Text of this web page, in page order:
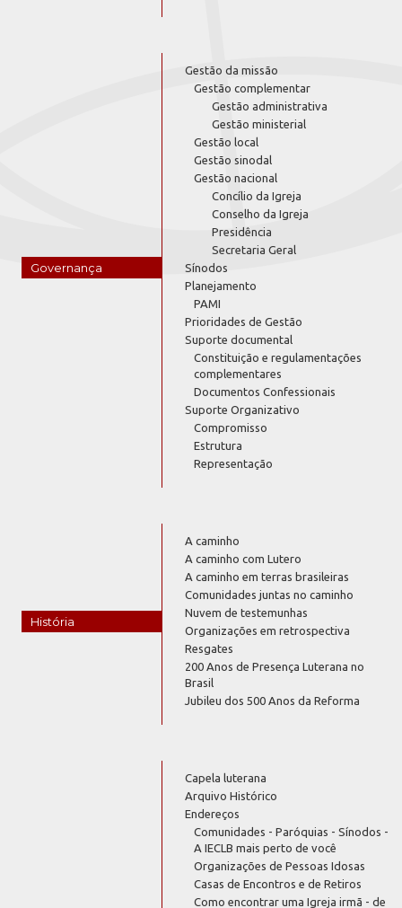
Governança
Gestão da missão
Gestão complementar
Gestão administrativa
Gestão ministerial
Gestão local
Gestão sinodal
Gestão nacional
Concílio da Igreja
Conselho da Igreja
Presidência
Secretaria Geral
Sínodos
Planejamento
PAMI
Prioridades de Gestão
Suporte documental
Constituição e regulamentações
complementares
Documentos Confessionais
Suporte Organizativo
Compromisso
Estrutura
Representação
História
A caminho
A caminho com Lutero
A caminho em terras brasileiras
Comunidades juntas no caminho
Nuvem de testemunhas
Organizações em retrospectiva
Resgates
200 Anos de Presença Luterana no
Brasil
Jubileu dos 500 Anos da Reforma
Capela luterana
Arquivo Histórico
Endereços
Comunidades - Paróquias - Sínodos -
A IECLB mais perto de você
Organizações de Pessoas Idosas
Casas de Encontros e de Retiros
Como encontrar uma Igreja irmã - de